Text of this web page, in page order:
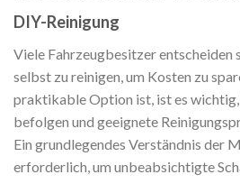
DIY-Reinigung
Viele Fahrzeugbesitzer entscheiden
selbst zu reinigen, um Kosten zu
praktikable Option ist, ist es
befolgen und geeignete
Ein grundlegendes Verständnis der
erforderlich, um unbeabsichtigte